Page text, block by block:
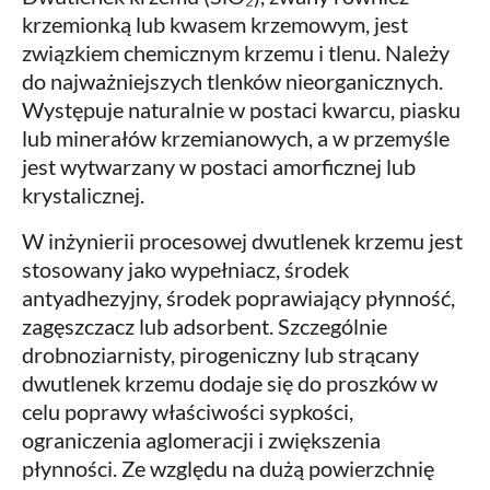
krzemionką lub kwasem krzemowym, jest
związkiem chemicznym krzemu i tlenu. Należy
do najważniejszych tlenków nieorganicznych.
Występuje naturalnie w postaci kwarcu, piasku
lub minerałów krzemianowych, a w przemyśle
jest wytwarzany w postaci amorficznej lub
krystalicznej.
W inżynierii procesowej dwutlenek krzemu jest
stosowany jako wypełniacz, środek
antyadhezyjny, środek poprawiający płynność,
zagęszczacz lub adsorbent. Szczególnie
drobnoziarnisty, pirogeniczny lub strącany
dwutlenek krzemu dodaje się do proszków w
celu poprawy właściwości sypkości,
ograniczenia aglomeracji i zwiększenia
płynności. Ze względu na dużą powierzchnię